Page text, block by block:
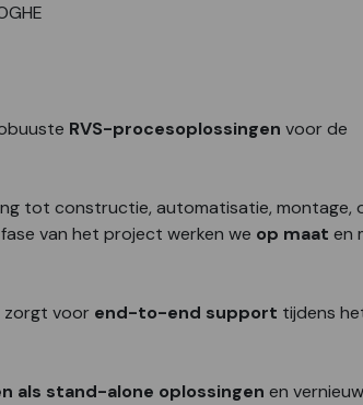
RVS-procesoplossingen voor de
tot constructie, automatisatie, montage,
van het project werken we op maat en
zorgt voor end-to-end support tijdens
als stand-alone oplossingen en